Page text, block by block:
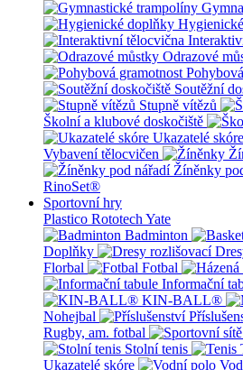
Odrazové
Soutěžní
Stupně vítězů
Školní a klubové doskočiště
Ukazatelé skóre
Vybavení tělocvičen
Žíněnky
RinoSet®
Sportovní hry
Plastico Rototech Yate
Badminton
Doplňky
Florbal
Fotbal
Informační
KIN-BALL®
Nohejbal
Rugby, am. fotbal
Stolní tenis
Ukazatelé skóre